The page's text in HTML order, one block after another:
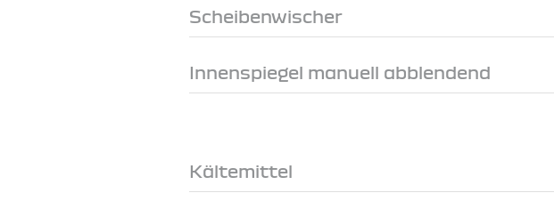
Scheibenwischer
Innenspiegel manuell abblendend
Kältemittel